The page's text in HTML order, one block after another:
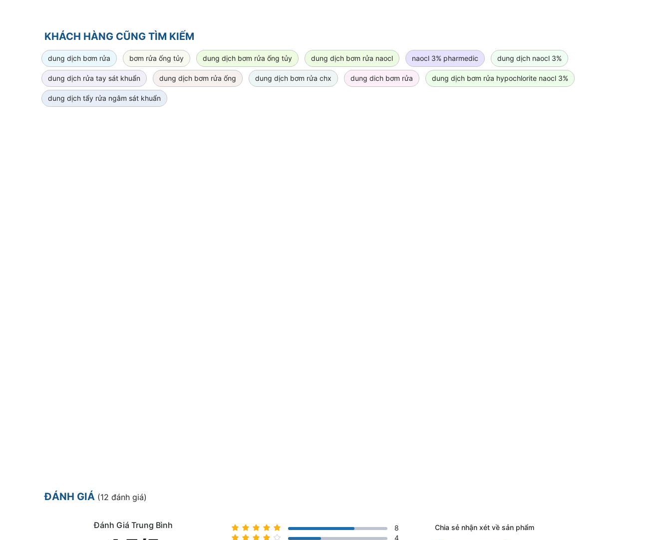
KHÁCH HÀNG CŨNG TÌM KIẾM
dung dịch bơm rửa bơm rửa ống tủy dung dịch bơm rửa ống tủy dung dịch bơm rửa naocl naocl 3% pharmedic dung dịch naocl 3%
dung dịch rửa tay sát khuẩn dung dịch bơm rửa ống dung dịch bơm rửa chx dung dich bơm rửa dung dịch bơm rửa hypochlorite naocl 3%
dung dịch tẩy rửa ngâm sát khuẩn
ĐÁNH GIÁ (12 đánh giá)
Đánh Giá Trung Bình
8
4
Chia sẻ nhận xét về sản phẩm